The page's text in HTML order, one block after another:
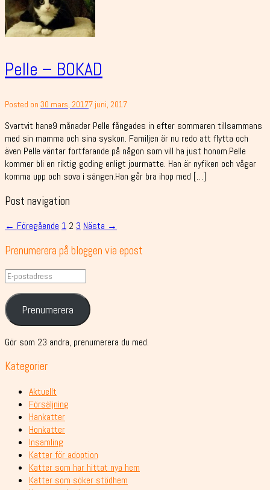
Pelle – BOKAD
Posted on 30 mars, 20177 juni, 2017
Svartvit hane9 månader Pelle fångades in efter sommaren tillsammans
med sin mamma och sina syskon. Familjen är nu redo att flytta och
även Pelle väntar fortfarande på någon som vill ha just honom.Pelle
kommer bli en riktig goding enligt jourmatte. Han är nyfiken och vågar
komma upp och sova i sängen.Han går bra ihop med […]
Post navigation
← Föregående 1 2 3 Nästa →
Prenumerera på bloggen via epost
E-
postadress
Prenumerera
Gör som 23 andra, prenumerera du med.
Kategorier
Aktuellt
Försäljning
Hankatter
Honkatter
Insamling
Katter för adoption
Katter som har hittat nya hem
Katter som söker stödhem